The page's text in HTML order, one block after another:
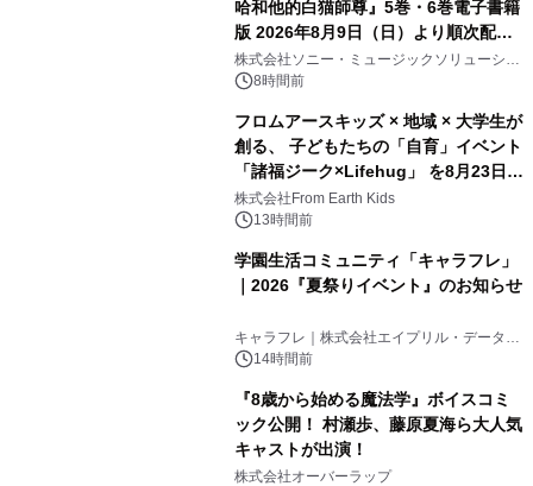
哈和他的白猫師尊』5巻・6巻電子書籍
版 2026年8月9日（日）より順次配信
開始
株式会社ソニー・ミュージックソリューショ
ンズ8時間前
フロムアースキッズ × 地域 × 大学生が
創る、 子どもたちの「自育」イベント
「諸福ジーク×Lifehug」 を8月23日
(日)開催
株式会社From Earth Kids
13時間前
学園生活コミュニティ「キャラフレ」
｜2026『夏祭りイベント』のお知らせ
キャラフレ｜株式会社エイプリル・データ・
デザインズ
14時間前
『8歳から始める魔法学』ボイスコミ
ック公開！ 村瀬歩、藤原夏海ら大人気
キャストが出演！
株式会社オーバーラップ